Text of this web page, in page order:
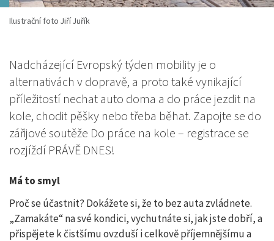
Ilustrační foto Jiří Juřík
Nadcházející Evropský týden mobility je o
alternativách v dopravě, a proto také vynikající
příležitostí nechat auto doma a do práce jezdit na
kole, chodit pěšky nebo třeba běhat. Zapojte se do
zářijové soutěže Do práce na kole – registrace se
rozjíždí PRÁVĚ DNES!
Má to smyl
Proč se účastnit? Dokážete si, že to bez auta zvládnete.
„Zamakáte“ na své kondici, vychutnáte si, jak jste dobří, a
přispějete k čistšímu ovzduší i celkově příjemnějšímu a